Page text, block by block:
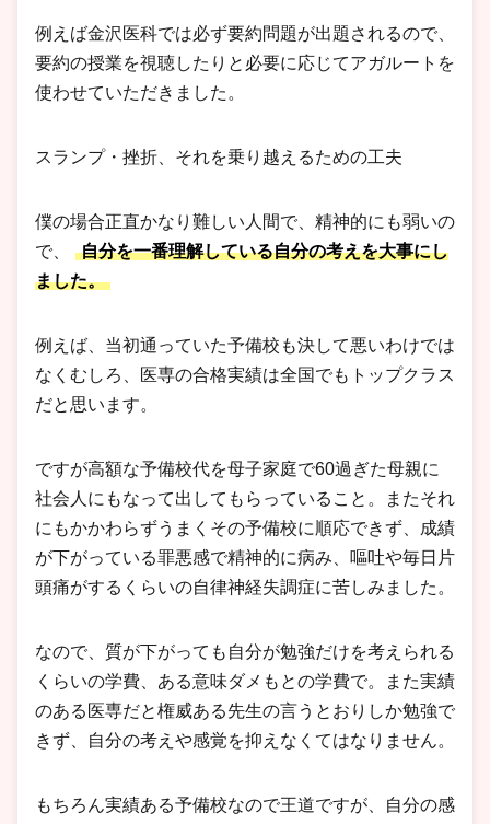
例えば金沢医科では必ず要約問題が出題されるので、
要約の授業を視聴したりと必要に応じてアガルートを
使わせていただきました。
スランプ・挫折、それを乗り越えるための工夫
僕の場合正直かなり難しい人間で、精神的にも弱いの
で、
自分を一番理解している自分の考えを大事にし
ました。
例えば、当初通っていた予備校も決して悪いわけでは
なくむしろ、医専の合格実績は全国でもトップクラス
だと思います。
ですが高額な予備校代を母子家庭で60過ぎた母親に
社会人にもなって出してもらっていること。またそれ
にもかかわらずうまくその予備校に順応できず、成績
が下がっている罪悪感で精神的に病み、嘔吐や毎日片
頭痛がするくらいの自律神経失調症に苦しみました。
なので、質が下がっても自分が勉強だけを考えられる
くらいの学費、ある意味ダメもとの学費で。また実績
のある医専だと権威ある先生の言うとおりしか勉強で
きず、自分の考えや感覚を抑えなくてはなりません。
もちろん実績ある予備校なので王道ですが、自分の感